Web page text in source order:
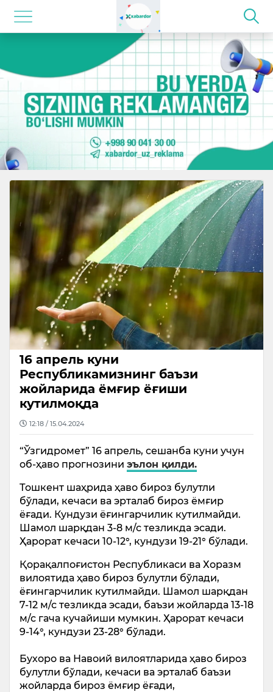
16 апрель куни
Республикамизнинг баъзи
жойларида ёмғир ёғиши
кутилмоқда
12:18 / 15.04.2024
“Ўзгидромет” 16 апрель, сешанба куни учун
об-ҳаво прогнозини эълон қилди.
Тошкент шаҳрида ҳаво бироз булутли
бўлади, кечаси ва эрталаб бироз ёмғир
ёғади. Кундузи ёғингарчилик кутилмайди.
Шамол шарқдан 3-8 м/с тезликда эсади.
Ҳарорат кечаси 10-12°, кундузи 19-21° бўлади.
Қорақалпоғистон Республикаси ва Хоразм
вилоятида ҳаво бироз булутли бўлади,
ёғингарчилик кутилмайди. Шамол шарқдан
7-12 м/с тезликда эсади, баъзи жойларда 13-18
м/с гача кучайиши мумкин. Ҳарорат кечаси
9-14°, кундузи 23-28° бўлади.
Бухоро ва Навоий вилоятларида ҳаво бироз
булутли бўлади, кечаси ва эрталаб баъзи
жойларда бироз ёмғир ёғади,